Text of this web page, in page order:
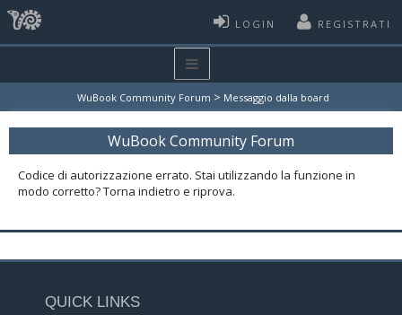
LOGIN REGISTRATI
WuBook Community Forum > Messaggio dalla board
WuBook Community Forum
Codice di autorizzazione errato. Stai utilizzando la funzione in
modo corretto? Torna indietro e riprova.
QUICK LINKS